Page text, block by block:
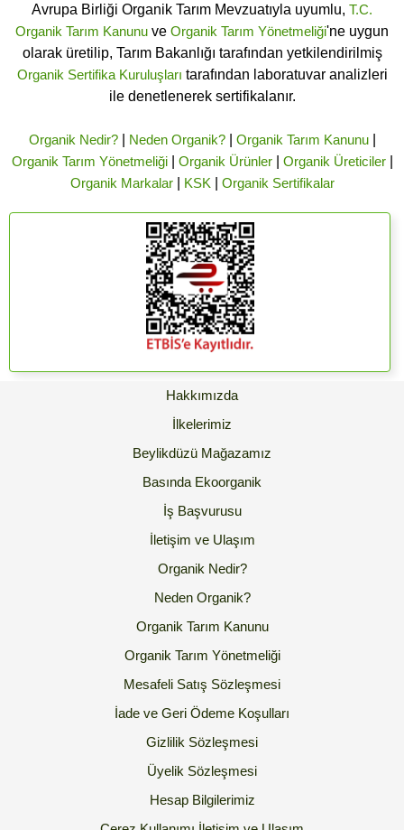
Avrupa Birliği Organik Tarım Mevzuatıyla uyumlu, T.C.
Organik Tarım Kanunu ve Organik Tarım Yönetmeliği'ne uygun
olarak üretilip, Tarım Bakanlığı tarafından yetkilendirilmiş
Organik Sertifika Kuruluşları tarafından laboratuvar analizleri
ile denetlenerek sertifikalanır.
Organik Nedir?| Neden Organik?| Organik Tarım Kanunu|
Organik Tarım Yönetmeliği| Organik Ürünler| Organik Üreticiler|
Organik Markalar| KSK Organik Sertifikalar
Hakkımızda
İlkelerimiz
Beylikdüzü Mağazamız
Basında Ekoorganik
İş Başvurusu
İletişim ve Ulaşım
Organik Nedir?
Neden Organik?
Organik Tarım Kanunu
Organik Tarım Yönetmeliği
Mesafeli Satış Sözleşmesi
İade ve Geri Ödeme Koşulları
Gizlilik Sözleşmesi
Üyelik Sözleşmesi
Hesap Bilgilerimiz